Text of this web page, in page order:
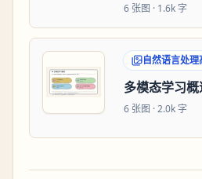
6 张图 · 1.6k 字
自然语言处理
多模态学习概
6 张图 ·2.0k 字